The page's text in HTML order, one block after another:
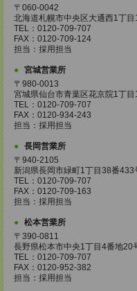
〒060-0042
北海道札幌市中央区大通西1丁
TEL：0120-709-707
FAX：0120-709-124
担当：採用担当
宮城営業所
〒980-0013
宮城県仙台市青葉区花京院1丁
TEL：0120-709-707
FAX：0120-934-243
担当：採用担当
長岡営業所
〒940-2105
新潟県長岡市緑町1丁目38番
TEL：0120-709-707
FAX：0120-709-163
担当：採用担当
松本営業所
〒390-0811
長野県松本市中央1丁目4番地
TEL：0120-709-707
FAX：0120-952-382
担当：採用担当